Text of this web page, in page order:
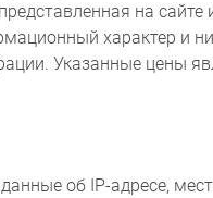
на
характер и
Указанные цены
об IP-адресе,